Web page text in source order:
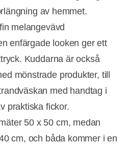
av hemmet.
melangevävd
enfärgade looken ger ett
Kuddarna är också
mönstrade produkter, till
med handtag i
praktiska fickor.
50 x 50 cm, medan
cm, och båda kommer i en